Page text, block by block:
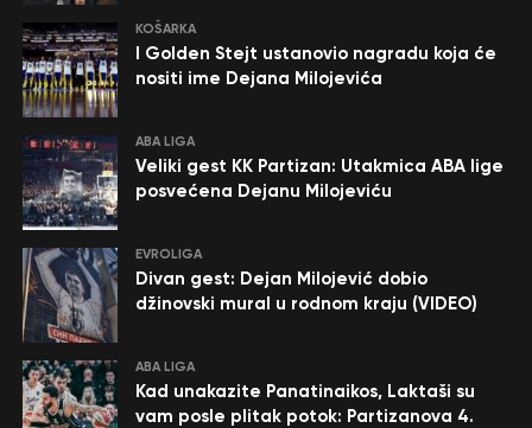
KOŠARKA
I Golden Stejt ustanovio nagradu koja će
nositi ime Dejana Milojevića
ABA LIGA
Veliki gest KK Partizan: Utakmica ABA lige
posvećena Dejanu Milojeviću
EVROLIGA
Divan gest: Dejan Milojević dobio
džinovski mural u rodnom kraju (VIDEO)
ABA LIGA
Kad unakazite Panatinaikos, Laktaši su
vam posle plitak potok: Partizanova 4.